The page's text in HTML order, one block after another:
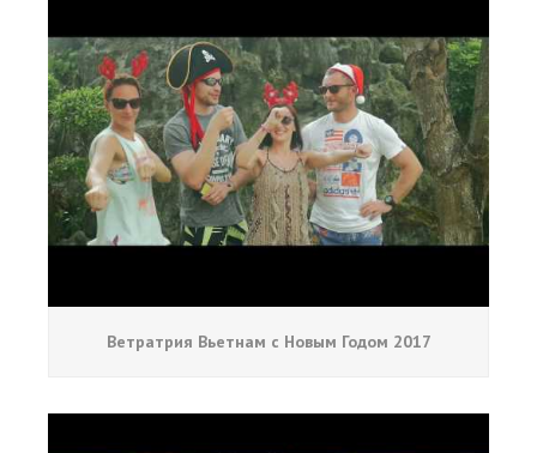
Ветратрия Вьетнам с Новым Годом 2017